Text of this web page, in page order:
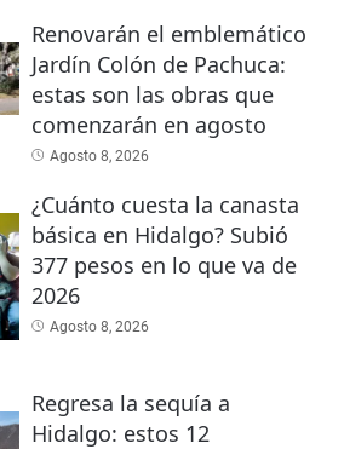
Renovarán el emblemático
Jardín Colón de Pachuca:
estas son las obras que
comenzarán en agosto
Agosto 8, 2026
¿Cuánto cuesta la canasta
básica en Hidalgo? Subió
377 pesos en lo que va de
2026
Agosto 8, 2026
Regresa la sequía a
Hidalgo: estos 12